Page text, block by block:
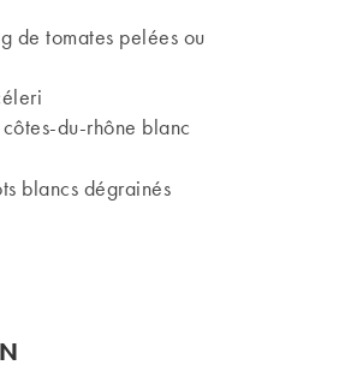
de tomates pelées ou
du-rhône blanc
blancs dégrainés